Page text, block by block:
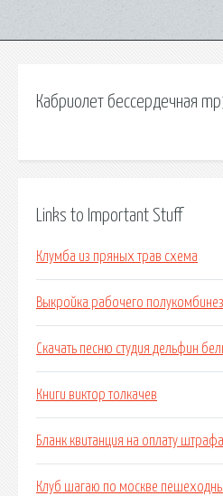
Кабриолет бессердечная
Links to Important Stuff
Клумба из пряных трав схема
Выкройка рабочего
Скачать песню студия дельфин
Книги виктор толкачев
Бланк квитанция на оплату штрафа
Клуб шагаю по москве